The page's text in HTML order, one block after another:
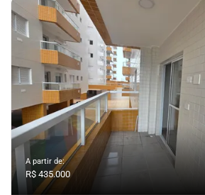
A partir de:
R$ 435.000